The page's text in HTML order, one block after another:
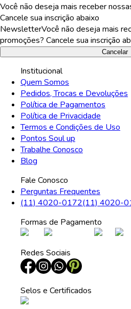
Você não deseja mais receber
Cancele sua inscrição abaixo
NewsletterVocê não deseja mais
promoções? Cancele sua inscrição
Cancelar
Institucional
Quem Somos
Pedidos, Trocas e Devoluções
Política de Pagamentos
Política de Privacidade
Termos e Condições de Uso
Pontos Soul up
Trabalhe Conosco
Blog
Fale Conosco
Perguntas Frequentes
(11) 4020-0172(11) 4020-
Formas de Pagamento
Redes Sociais
Selos e Certificados